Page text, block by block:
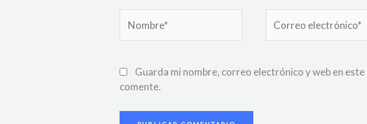
electrónico*
Guarda mi nombre, correo electrónico y web en
comente.